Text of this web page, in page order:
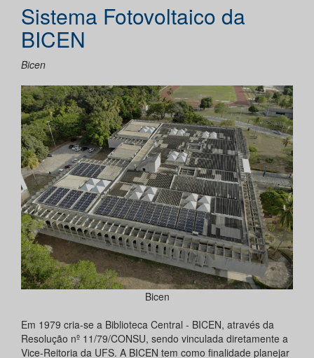
Sistema Fotovoltaico da
BICEN
Bicen
Bicen
Em 1979 cria-se a Biblioteca Central - BICEN, através da
Resolução nº 11/79/CONSU, sendo vinculada diretamente a
Vice-Reitoria da UFS. A BICEN tem como finalidade planejar